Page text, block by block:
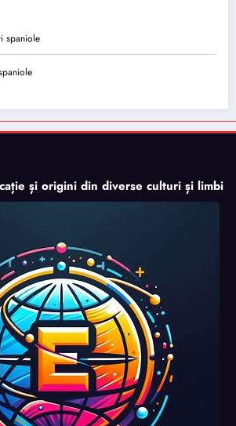
spaniole
și origini din diverse culturi și limbi